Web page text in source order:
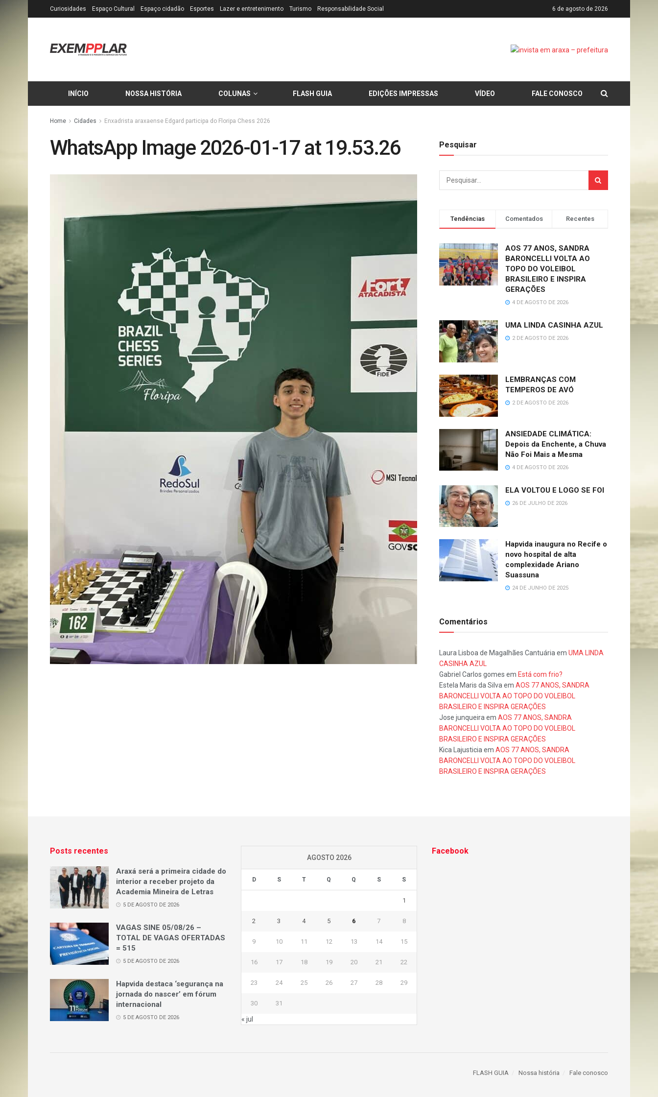
Curiosidades Espaço Cultural Espaço cidadão Esportes Lazer e entretenimento Turismo Responsabilidade Social 6 de agosto de 2026
INÍCIO NOSSA HISTÓRIA COLUNAS FLASH GUIA EDIÇÕES IMPRESSAS VÍDEO FALE CONOSCO
Home Cidades Enxadrista araxaense Edgard participa do Floripa Chess 2026
WhatsApp Image 2026-01-17 at 19.53.26 Pesquisar
Tendências Comentados Recentes
AOS 77 ANOS, SANDRA
BARONCELLI VOLTA AO
TOPO DO VOLEIBOL
BRASILEIRO E INSPIRA
GERAÇÕES
4 DE AGOSTO DE 2026
UMA LINDA CASINHA AZUL
2 DE AGOSTO DE 2026
LEMBRANÇAS COM
TEMPEROS DE AVÓ
2 DE AGOSTO DE 2026
ANSIEDADE CLIMÁTICA:
Depois da Enchente, a Chuva
Não Foi Mais a Mesma
4 DE AGOSTO DE 2026
ELA VOLTOU E LOGO SE FOI
26 DE JULHO DE 2026
Hapvida inaugura no Recife o
novo hospital de alta
complexidade Ariano
Suassuna
24 DE JUNHO DE 2025
Comentários
Laura Lisboa de Magalhães Cantuáriaem UMA LINDA
CASINHA AZUL
Gabriel Carlos gomes em Está com frio?
Estela Maris da Silvaem AOS 77 ANOS, SANDRA
BARONCELLI VOLTA AO TOPO DO VOLEIBOL
BRASILEIRO E INSPIRA GERAÇÕES
Jose junqueiraem AOS 77 ANOS, SANDRA
BARONCELLI VOLTA AO TOPO DO VOLEIBOL
BRASILEIRO E INSPIRA GERAÇÕES
Kica Lajusticiaem AOS 77 ANOS, SANDRA
BARONCELLI VOLTA AO TOPO DO VOLEIBOL
BRASILEIRO E INSPIRA GERAÇÕES
Posts recentes
Araxá será a primeira cidade do
interior a receber projeto da
Academia Mineira de Letras
5 DE AGOSTO DE 2026
VAGAS SINE 05/08/26 –
TOTAL DE VAGAS OFERTADAS
= 515
5 DE AGOSTO DE 2026
Hapvida destaca ‘segurança na
jornada do nascer’ em fórum
internacional
5 DE AGOSTO DE 2026
AGOSTO 2026
D S T Q Q S S
1
2 3 4 5 6 7 8
9 10 11 12 13 14 15
16 17 18 19 20 21 22
23 24 25 26 27 28 29
30 31
« jul
Facebook
FLASH GUIA Nossa história Fale conosco